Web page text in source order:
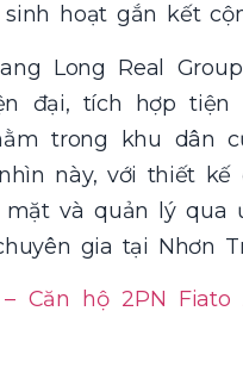
hoạt gắn kết
Long Real
đại, tích hợp
trong khu dân
này, với thiết
và quản lý qua
gia tại Nhơn
Căn hộ 2PN Fiato